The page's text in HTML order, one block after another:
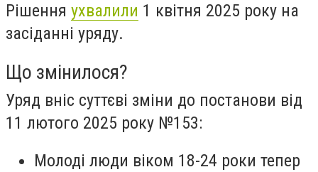
Рішення ухвалили 1 квітня 2025 року на
засіданні уряду.
Що змінилося?
Уряд вніс суттєві зміни до постанови від
11 лютого 2025 року №153:
Молоді люди віком 18-24 роки тепер